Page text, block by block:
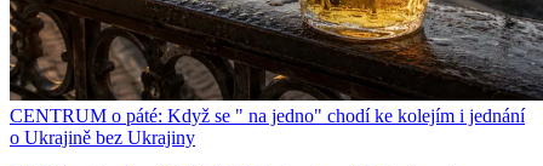
CENTRUM o páté: Když se " na jedno" chodí ke kolejím i jednání
o Ukrajině bez Ukrajiny